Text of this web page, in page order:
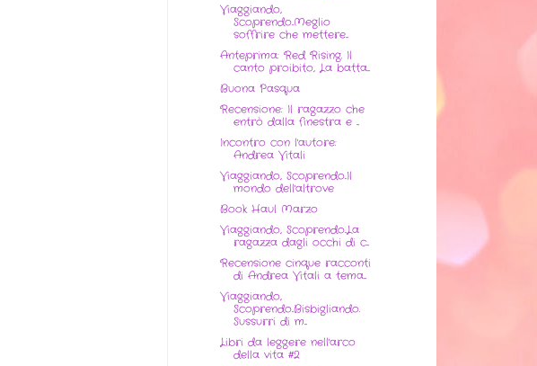
Viaggiando,
Scoprendo..Meglio
soffrire che mettere...
Anteprima: Red Rising. Il
canto proibito, La batta...
Buona Pasqua
Recensione: Il ragazzo che
entrò dalla finestra e ...
Incontro con l'autore:
Andrea Vitali
Viaggiando, Scoprendo..Il
mondo dell'altrove
Book Haul Marzo
Viaggiando, Scoprendo..La
ragazza dagli occhi di c...
Recensione cinque racconti
di Andrea Vitali a tema...
Viaggiando,
Scoprendo..Bisbigliando.
Sussurri di m...
Libri da leggere nell'arco
della vita #2